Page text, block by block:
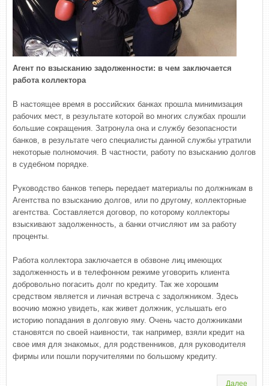
Агент по взысканию задолженности: в чем заключается
работа коллектора
В настоящее время в российских банках прошла минимизация
рабочих мест, в результате которой во многих службах прошли
большие сокращения. Затронула она и службу безопасности
банков, в результате чего специалисты данной службы утратили
некоторые полномочия. В частности, работу по взысканию долгов
в судебном порядке.
Руководство банков теперь передает материалы по должникам в
Агентства по взысканию долгов, или по другому, коллекторные
агентства. Составляется договор, по которому коллекторы
взыскивают задолженность, а банки отчисляют им за работу
проценты.
Работа коллектора заключается в обзвоне лиц имеющих
задолженность и в телефонном режиме уговорить клиента
добровольно погасить долг по кредиту. Так же хорошим
средством является и личная встреча с задолжником. Здесь
воочию можно увидеть, как живет должник, услышать его
историю попадания в долговую яму. Очень часто должниками
становятся по своей наивности, так например, взяли кредит на
свое имя для знакомых, для родственников, для руководителя
фирмы или пошли поручителями по большому кредиту.
Далее